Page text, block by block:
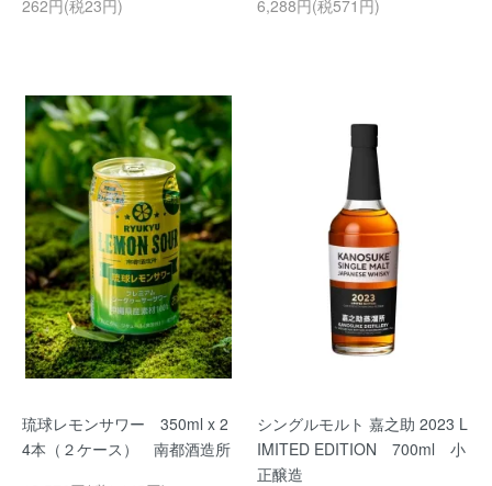
262円(税23円) 6,288円(税571円)
琉球レモンサワー 350ml x 2
4本（２ケース） 南都酒造所
シングルモルト 嘉之助 2023 L
IMITED EDITION 700ml 小
正醸造